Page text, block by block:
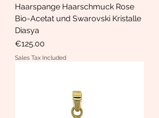
Haarspange Haarschmuck Rose
Bio-Acetat und Swarovski Kristalle
Diasya
Price
€125.00
Sales Tax Included